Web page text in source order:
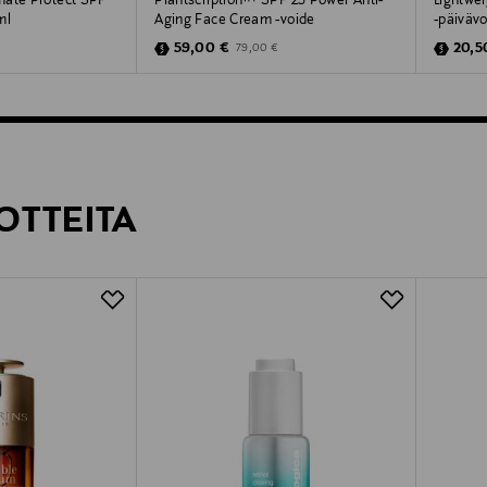
Aging Face Cream -voide
Discounted Price
59,00 € Original Price
79,00 €
-